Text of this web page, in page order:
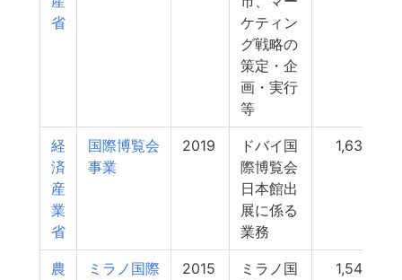
省
ケティン
グ戦略の
策定・企
画・実行
等
経
済
産
業
省
国際博覧会
事業
2019
ドバイ国
際博覧会
日本館出
展に係る
業務
1,636
農
ミラノ国際
2015
ミラノ国
1,545